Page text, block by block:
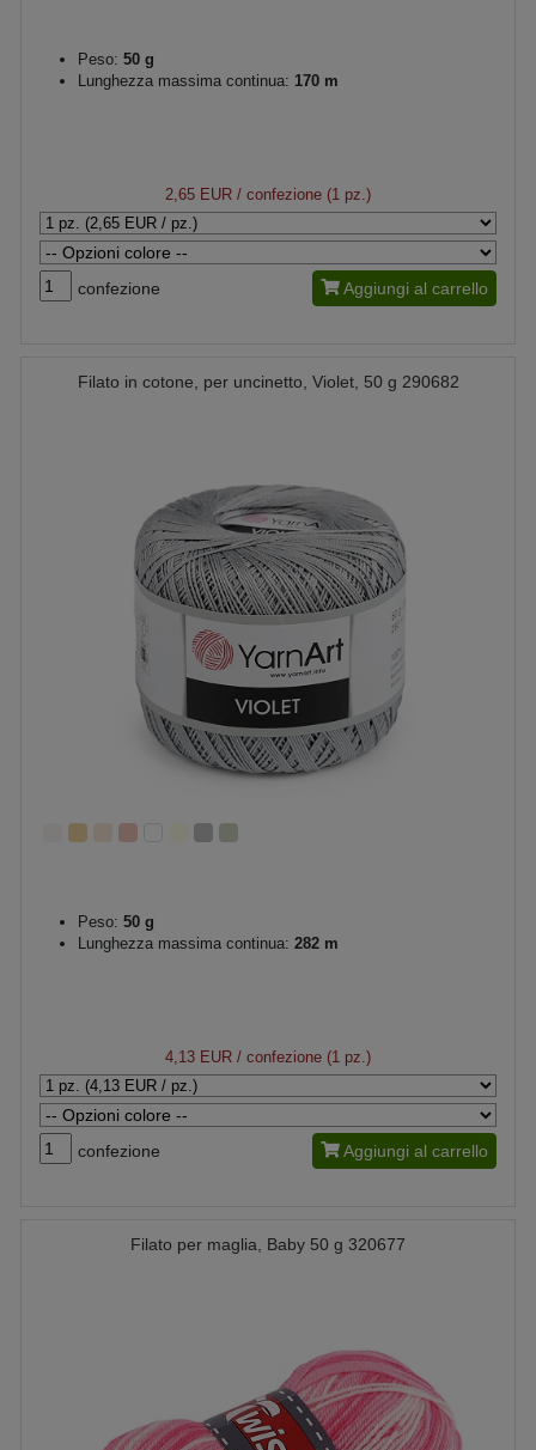
Peso: 50 g
Lunghezza massima continua: 170 m
2,65 EUR / confezione (1 pz.)
confezione Aggiungi al carrello
Filato in cotone, per uncinetto, Violet, 50 g 290682
Peso: 50 g
Lunghezza massima continua: 282 m
4,13 EUR / confezione (1 pz.)
confezione Aggiungi al carrello
Filato per maglia, Baby 50 g 320677